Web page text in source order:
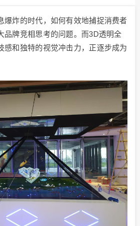
爆炸的时代，如何有效地捕捉消费者
品牌竞相思考的问题。而3D透明全
感和独特的视觉冲击力，正逐步成为